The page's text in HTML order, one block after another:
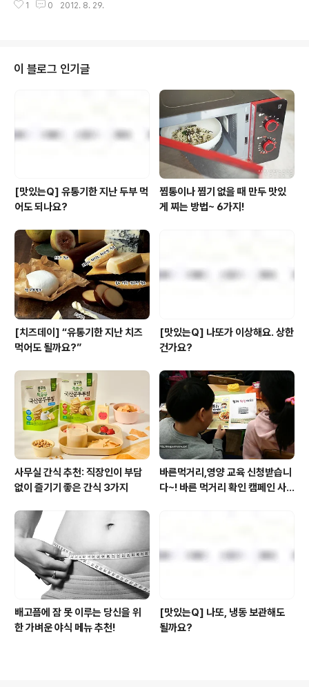
말까 끓일까 말까~ ;;;) 혹시라도 그 음식이 생소한 음식이
상에서 제일 맛있는 종이 위의 음식들’이란 부제가 붙은 (정
은지 씀, 앨리스 펴냄) “우물우물 씹어 맛보는 미식 독
서”라네요. ^^ [책 정보 보러 가기] 지은이는 “먹는 이야기
라면 사족을 못 쓰는” 이로 “세상에 아직 못 먹은 음식보다
맛있는 음식은 없다”고 단언합니다. 못 먹어본 음식들
은?.....
1 0 2012. 8. 29.
이 블로그 인기글
[맛있는Q] 유통기한 지난 두부 먹
어도 되나요?
찜통이나 찜기 없을 때 만두 맛있
게 찌는 방법~ 6가지!
[치즈데이] “유통기한 지난 치즈
먹어도 될까요?”
[맛있는Q] 나또가 이상해요. 상한
건가요?
사무실 간식 추천: 직장인이 부담
없이 즐기기 좋은 간식 3가지
바른먹거리,영양 교육 신청받습니
다~! 바른 먹거리 확인 캠페인 사
배고픔에 잠 못 이루는 당신을 위
한 가벼운 야식 메뉴 추천!
[맛있는Q] 나또, 냉동 보관해도
될까요?